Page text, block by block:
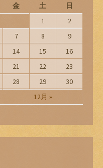
金 土 日
12月 »
1
2
7 8
9
14 15
16
21 22
23
28 29 30